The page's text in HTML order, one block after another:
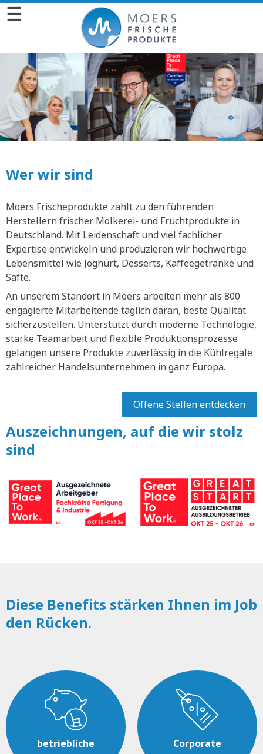
☰
Wer wir sind
Moers Frischeprodukte zählt zu den führenden
Herstellern frischer Molkerei- und Fruchtprodukte in
Deutschland. Mit Leidenschaft und viel fachlicher
Expertise entwickeln und produzieren wir hochwertige
Lebensmittel wie Joghurt, Desserts, Kaffeegetränke und
Säfte.
An unserem Standort in Moers arbeiten mehr als 800
engagierte Mitarbeitende täglich daran, beste Qualität
sicherzustellen. Unterstützt durch moderne Technologie,
starke Teamarbeit und flexible Produktionsprozesse
gelangen unsere Produkte zuverlässig in die Kühlregale
zahlreicher Handelsunternehmen in ganz Europa.
Offene Stellen entdecken
Auszeichnungen, auf die wir stolz
sind
Diese Benefits stärken Ihnen im Job
den Rücken.
betriebliche
Corporate